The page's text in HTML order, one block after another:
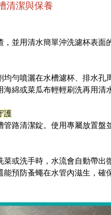
清潔與保養
並用清水簡單沖洗濾杯表面
勻噴灑在水槽濾杯、排水
綿或菜瓜布輕輕刷洗再用清
護
路清潔錠。使用專屬放置盤
菜或洗手時，水流會自動帶
預防蚤蠅在水管內滋生，確